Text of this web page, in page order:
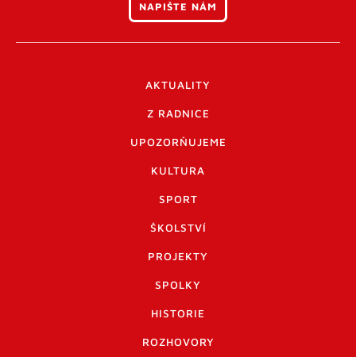
NAPIŠTE NÁM
AKTUALITY
Z RADNICE
UPOZORŇUJEME
KULTURA
SPORT
ŠKOLSTVÍ
PROJEKTY
SPOLKY
HISTORIE
ROZHOVORY